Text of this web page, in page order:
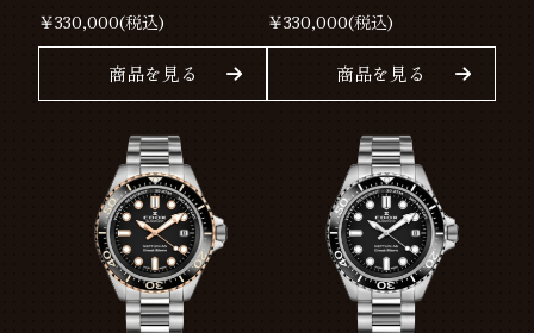
￥330,000(税込)
商品を見る
￥330,000(税込)
商品を見る